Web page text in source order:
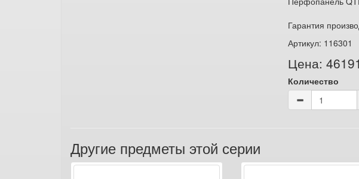
Гарантия
Артикул: 116301
Цена:
Количество
Другие предметы этой серии